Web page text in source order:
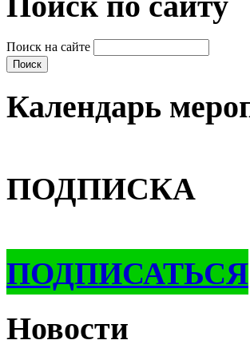
Поиск на сайте
Календарь
ПОДПИСКА
ПОДПИСАТЬСЯ
Новости